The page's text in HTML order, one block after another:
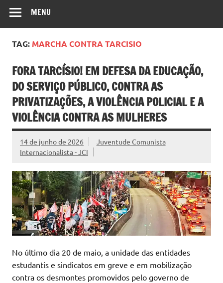
MENU
TAG: MARCHA CONTRA TARCISIO
FORA TARCÍSIO! EM DEFESA DA EDUCAÇÃO,
DO SERVIÇO PÚBLICO, CONTRA AS
PRIVATIZAÇÕES, A VIOLÊNCIA POLICIAL E A
VIOLÊNCIA CONTRA AS MULHERES
14 de junho de 2026
Juventude Comunista
Internacionalista - JCI
No último dia 20 de maio, a unidade das entidades
estudantis e sindicatos em greve e em mobilização
contra os desmontes promovidos pelo governo de